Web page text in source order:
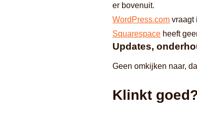
er bovenuit.
WordPress.com vraagt
Squarespace heeft
Updates,
Geen omkijken naar,
Klinkt